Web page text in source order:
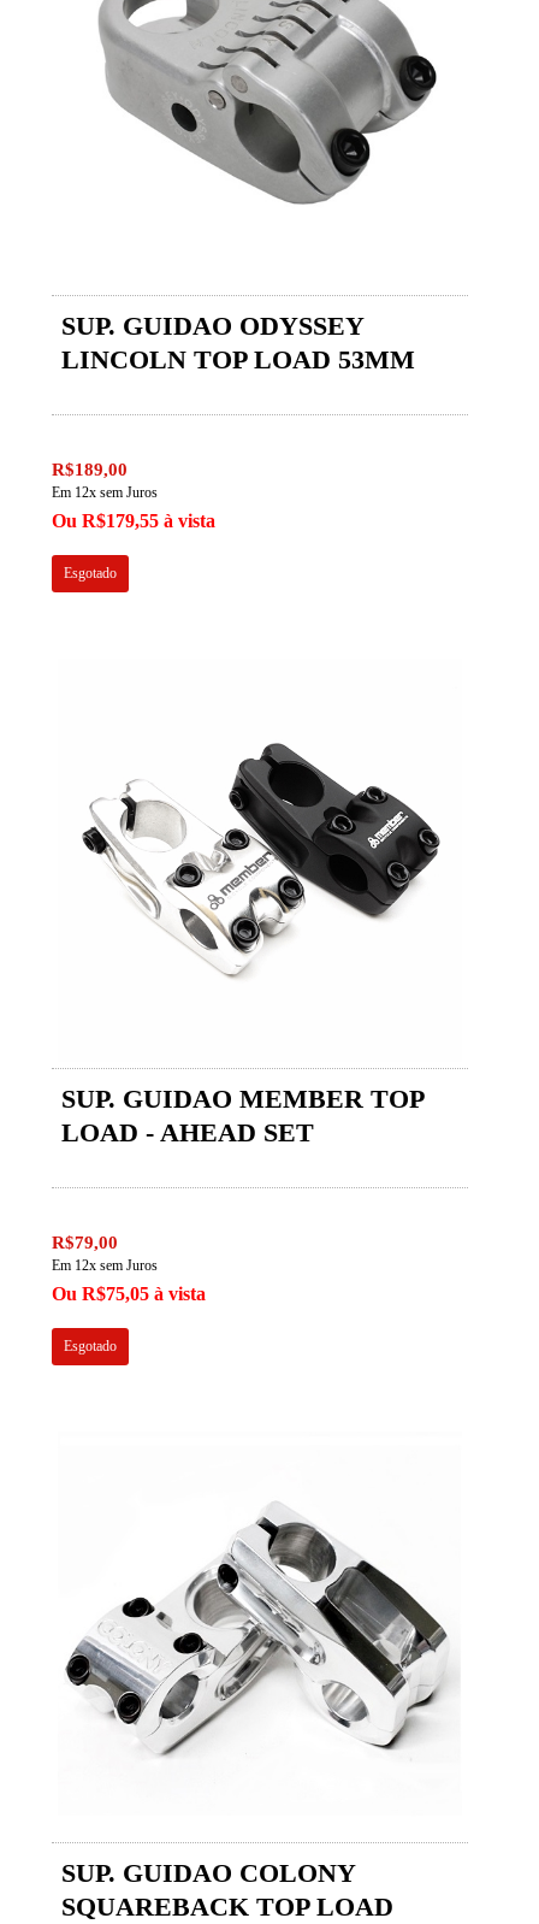
SUP. GUIDAO ODYSSEY
LINCOLN TOP LOAD 53MM
R$189,00
Em 12x sem Juros
Ou R$179,55 à vista
Esgotado
SUP. GUIDAO MEMBER TOP
LOAD - AHEAD SET
R$79,00
Em 12x sem Juros
Ou R$75,05 à vista
Esgotado
SUP. GUIDAO COLONY
SQUAREBACK TOP LOAD